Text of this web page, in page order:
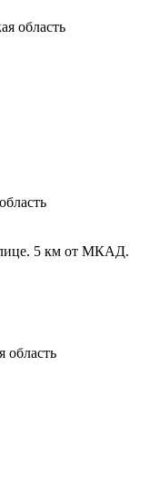
область
5 км от МКАД.
область